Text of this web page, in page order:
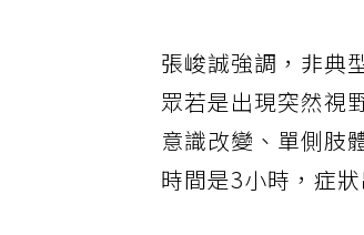
張峻誠強調，非典
眾若是出現突然視
意識改變、單側肢
時間是3小時，症